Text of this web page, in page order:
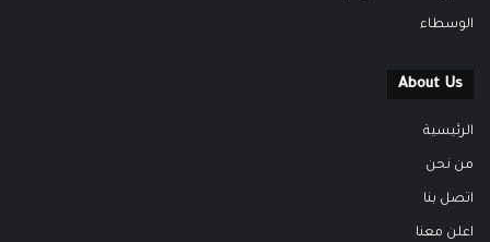
الوسطاء
About Us
الرئيسية
من نحن
اتصل بنا
اعلن معنا